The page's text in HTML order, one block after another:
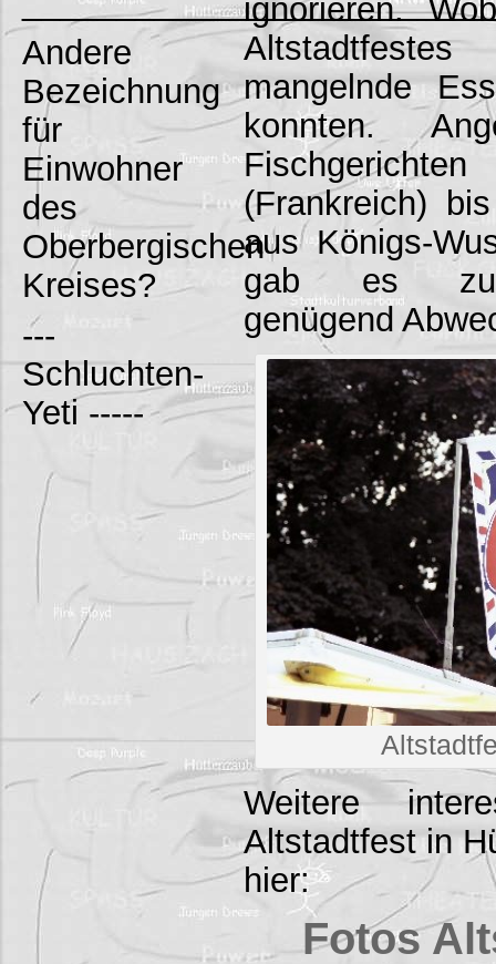
Andere
Bezeichnung
für
Einwohner
des
Oberbergischen
Kreises?
---
Schluchten-
Yeti -----
ignorieren.
mangelnde
konnten.
(Frankreich)
aus Königs-
gab es
genügend
Weitere
Altstadtfest in
hier:
Fotos